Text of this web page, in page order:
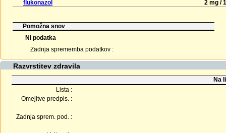
flukonazol
2 mg /
Pomožna snov
Ni podatka
Zadnja sprememba podatkov :
Razvrstitev zdravila
Na
Lista :
Omejitve predpis. :
Zadnja sprem. pod. :